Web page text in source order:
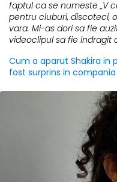
faptul ca se numeste „V
pentru cluburi, discoteci,
vara. Mi-as dori sa fie
videoclipul sa fie indragit
Cum a aparut Shakira in
fost surprins in